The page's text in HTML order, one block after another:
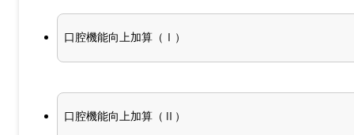
口腔機能向上加算（Ⅰ）
口腔機能向上加算（Ⅱ）